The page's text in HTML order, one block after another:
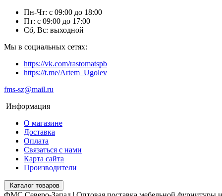
Пн-Чт: с 09:00 до 18:00
Пт: с 09:00 до 17:00
Сб, Вс: выходной
Мы в социальных сетях:
https://vk.com/rastomatspb
https://t.me/Artem_Ugolev
fms-sz@mail.ru
Информация
О магазине
Доставка
Оплата
Связаться с нами
Карта сайта
Производители
Каталог товаров